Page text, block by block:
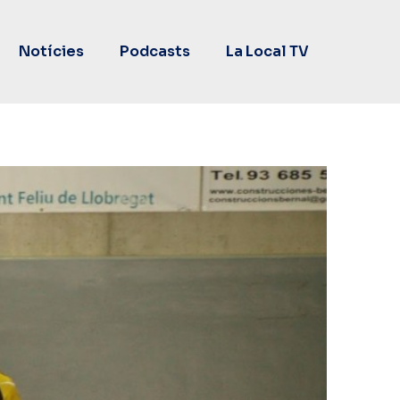
Notícies Podcasts La Local TV